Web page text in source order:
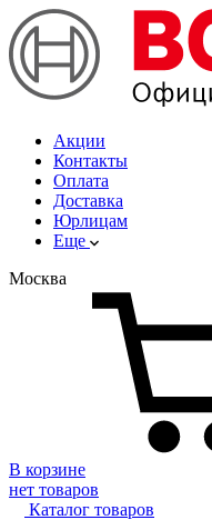
Акции
Контакты
Оплата
Доставка
Юрлицам
Еще
Москва
В корзине
нет товаров
Каталог товаров